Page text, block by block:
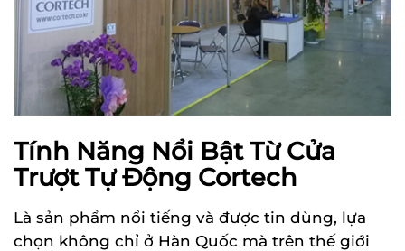
Tính Năng Nổi Bật Từ Cửa
Trượt Tự Động Cortech
Là sản phẩm nổi tiếng và được tin dùng, lựa
chọn không chỉ ở Hàn Quốc mà trên thế giới